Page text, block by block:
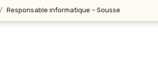
Responsable informatique – Sousse